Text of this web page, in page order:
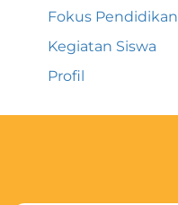
Fokus Pendidikan
Kegiatan Siswa
Profil